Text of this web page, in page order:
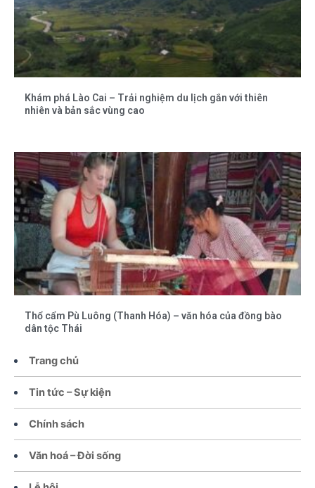
Trang chủ
Tin tức – Sự kiện
Chính sách
Văn hoá – Đời sống
Khám phá Lào Cai – Trải nghiệm du lịch gắn với thiên
nhiên và bản sắc vùng cao
Thổ cẩm Pù Luông (Thanh Hóa) – văn hóa của đồng bào
dân tộc Thái